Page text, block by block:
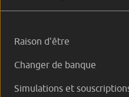
Raison d'être
Changer de banque
Simulations et